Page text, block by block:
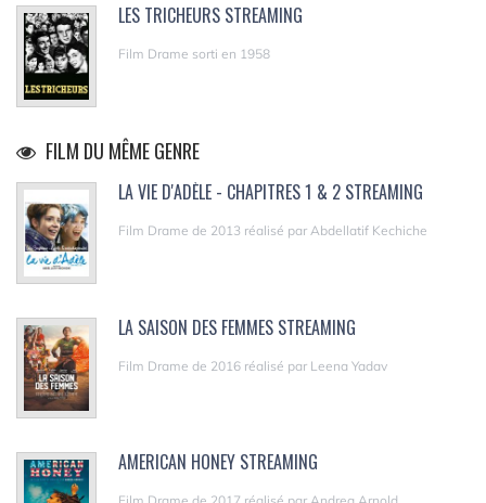
LES TRICHEURS STREAMING
Film Drame sorti en 1958
FILM DU MÊME GENRE
LA VIE D'ADÈLE - CHAPITRES 1 & 2 STREAMING
Film Drame de 2013 réalisé par Abdellatif Kechiche
LA SAISON DES FEMMES STREAMING
Film Drame de 2016 réalisé par Leena Yadav
AMERICAN HONEY STREAMING